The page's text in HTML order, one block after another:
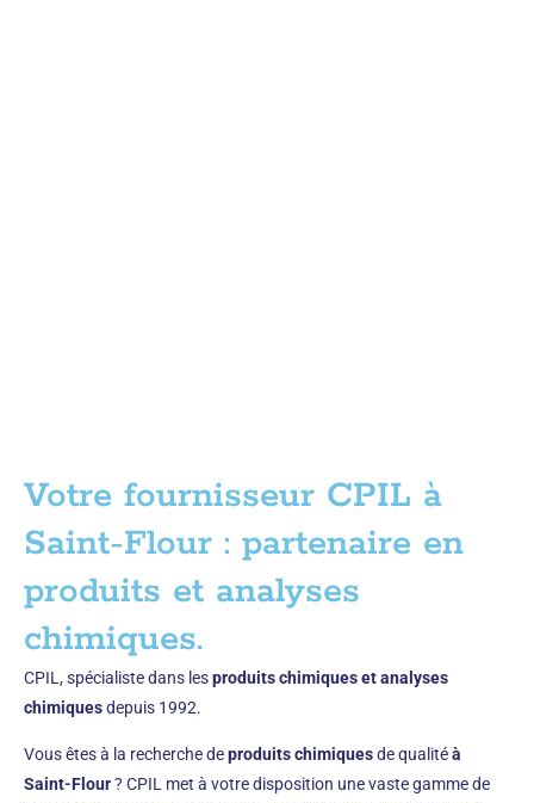
Votre fournisseur CPIL à
Saint-Flour : partenaire en
produits et analyses
chimiques.
CPIL, spécialiste dans lesproduits chimiques et analyses
chimiquesdepuis 1992.
Vous êtes à la recherche deproduits chimiquesde qualitéà
Saint-Flour? CPIL met à votre disposition une vaste gamme de